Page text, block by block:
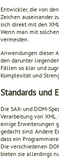
Entwickler, die von
Zeichen auseinander
sich direkt mit den
Wenn man mit
vermeiden.
Anwendungen dieser
den darunter
Fällen so klar und
Komplexität und
Standards und
Die SAX- und DOM-
Verarbeitung von
einige Erweiterungen
gedacht sind. Andere
dass ein
Die verschiedenen
bieten sie allerdings